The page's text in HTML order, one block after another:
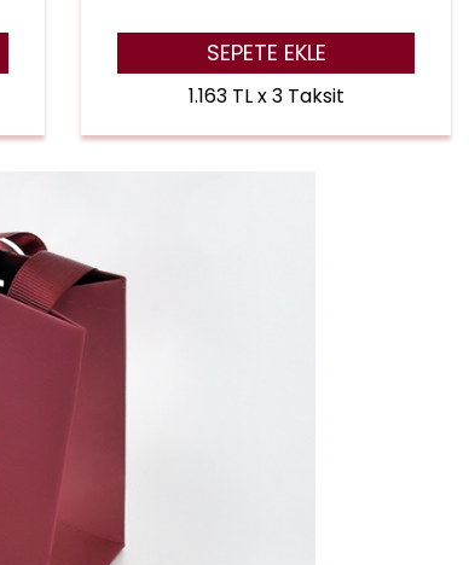
SEPETE EKLE
1.163 TL x 3 Taksit